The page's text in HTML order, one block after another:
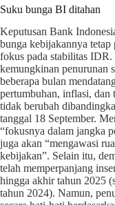
Suku bunga BI ditahan
Keputusan Bank
bunga kebijakannya
fokus pada stabilitas
kemungkinan penurunan
beberapa bulan
pertumbuhan, inflasi, dan
tidak berubah
tanggal 18 September.
“fokusnya dalam jangka
juga akan “mengawasi
kebijakan”. Selain itu,
telah memperpanjang
hingga akhir tahun 2025
tahun 2024). Namun,